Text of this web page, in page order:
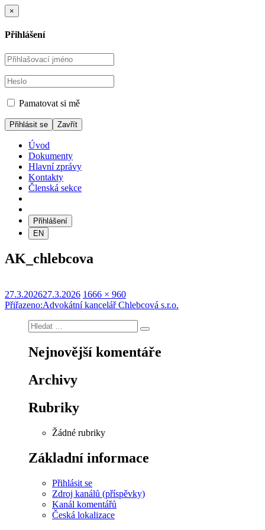
×
Přihlášení
Pamatovat si mě
Zavřít
Úvod
Dokumenty
Hlavní zprávy
Kontakty
Členská sekce
Přihlášení
EN
AK_chlebcova
Publikováno:
27.3.202627.3.2026 Původní
velikost:
1666 × 960
Navigace
Přiřazeno:Advokátní kancelář Chlebcová s.r.o.
Hledat:
Hledání
Nejnovější komentáře
Archivy
Rubriky
Žádné rubriky
Základní informace
Přihlásit se
Zdroj kanálů (příspěvky)
Kanál komentářů
Česká lokalizace